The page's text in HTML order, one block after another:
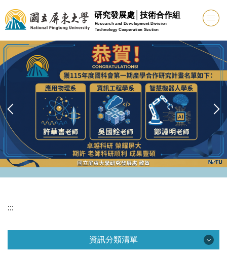
跳
到
主
要
內
容
研究發展處│技術合作組
Research and Development Division
Technology Cooperation Section
:::
資訊分類清單